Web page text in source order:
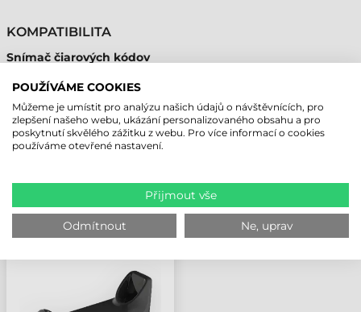
KOMPATIBILITA
Snímač čiarových kódov
NAPOSLEDY PROHLÍŽENÉ PRODUKTY
ZEBRA
NABÍJEČKA/DOKOVACÍ
STANICE STANICE,
ROZHRANÍ KABEL
POUŽÍVÁME COOKIES
Můžeme je umístit pro analýzu našich údajů o návštěvnících, pro
zlepšení našeho webu, ukázání personalizovaného obsahu a pro
poskytnutí skvělého zážitku z webu. Pro více informací o cookies
používáme otevřené nastavení.
Přijmout vše
Odmítnout Ne, uprav